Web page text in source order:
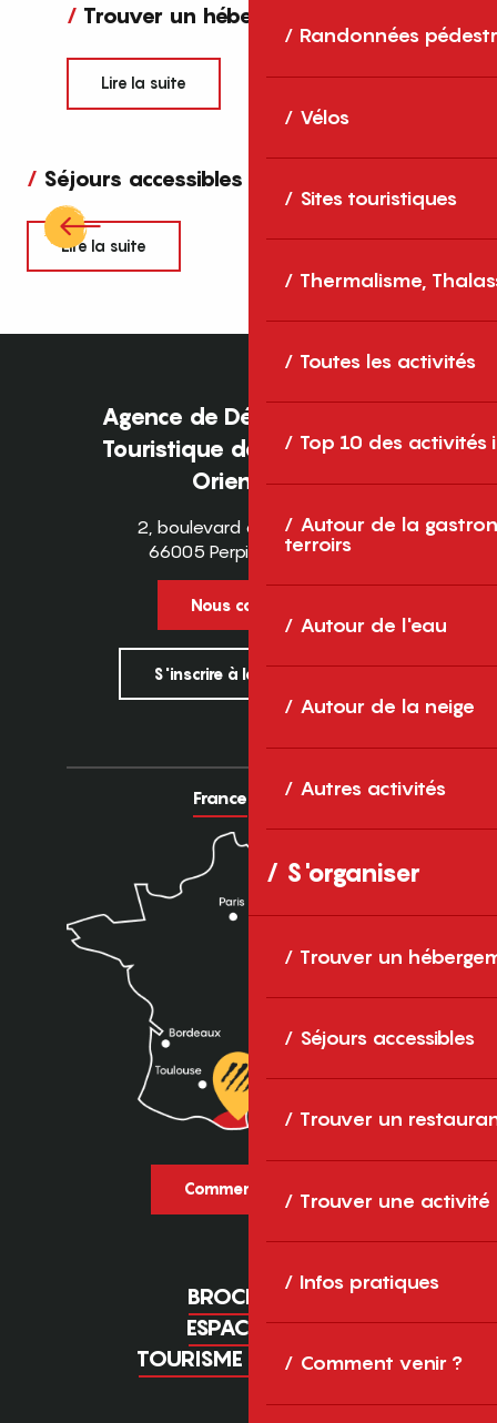
Randonnées
Vélos
Sites touristiques
Thermalisme,
Toutes les activités
Top 10 des activités
Autour de la
terroirs
Autour de l'eau
Autour de la neige
Autres activités
S'organiser
Trouver un
Séjours accessibles
Trouver un
Trouver une activité
Infos pratiques
Comment venir ?
Trouver un hébergement
Lire la suite
Séjours accessibles
Lire la suite
Agence de Développement
Touristique des Pyrénées-
Orientales
2, boulevard des Pyrénées
66005 Perpignan Cedex
Nous contacter
S'inscrire à la newsletter
France Europe
Comment venir ?
BROCHURES
ESPACE PRO
TOURISME D'AFFAIRES